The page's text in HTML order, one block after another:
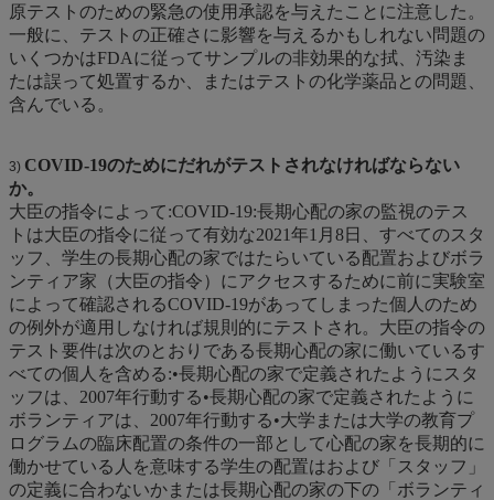
原テストのための緊急の使用承認を与えたことに注意した。
一般に、テストの正確さに影響を与えるかもしれない問題の
いくつかはFDAに従ってサンプルの非効果的な拭、汚染ま
たは誤って処置するか、またはテストの化学薬品との問題、
含んでいる。
3) COVID-19のためにだれがテストされなければならない
か。
大臣の指令によって:COVID-19:長期心配の家の監視のテス
トは大臣の指令に従って有効な2021年1月8日、すべてのスタ
ッフ、学生の長期心配の家ではたらいている配置およびボラ
ンティア家（大臣の指令）にアクセスするために前に実験室
によって確認されるCOVID-19があってしまった個人のため
の例外が適用しなければ規則的にテストされ。大臣の指令の
テスト要件は次のとおりである長期心配の家に働いているす
べての個人を含める:•長期心配の家で定義されたようにスタ
ッフは、2007年行動する•長期心配の家で定義されたように
ボランティアは、2007年行動する•大学または大学の教育プ
ログラムの臨床配置の条件の一部として心配の家を長期的に
働かせている人を意味する学生の配置はおよび「スタッフ」
の定義に合わないかまたは長期心配の家の下の「ボランティ